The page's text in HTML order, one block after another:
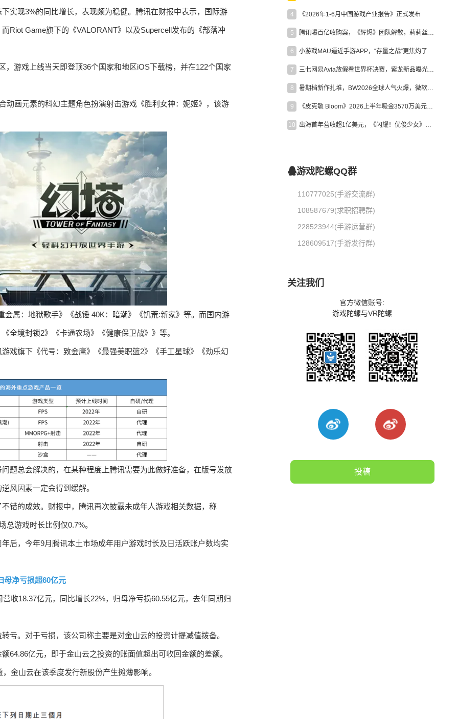
实现3%的同比增长，表现颇为稳健。腾讯在财报中表示，国际游
Riot Game旗下的《VALORANT》以及Supercell发布的《部落冲
游戏上线当天即登顶36个国家和地区iOS下载榜，并在122个国家
动画元素的科幻主题角色扮演射击游戏《胜利女神：妮姬》，该游
属：地狱歌手》《战锤 40K：暗潮》《饥荒:新家》等。而国内游
全境封锁2》《卡通农场》《健康保卫战》》等。
戏旗下《代号：致金庸》《最强美职篮2》《手工星球》《劲乐幻
题总会解决的，在某种程度上腾讯需要为此做好准备，在版号发放
风因素一定会得到缓解。
错的成效。财报中，腾讯再次披露未成年人游戏相关数据，称
总游戏时长比例仅0.7%。
后，今年9月腾讯本土市场成年用户游戏时长及日活跃账户数均实
母净亏损超60亿元
收18.37亿元，同比增长22%，归母净亏损60.55亿元，去年同期归
亏。对于亏损，该公司称主要是对金山云的投资计提减值拨备。
64.86亿元，即于金山云之投资的账面值超出可收回金额的差额。
金山云在该季度发行新股份产生摊薄影响。
4 《2026年1-6月中国游戏产业报告》正式发布
5 腾讯曝百亿收购案，《辉烬》团队解散，莉莉丝新作曝光｜陀螺周报
6 小游戏MAU逼近手游APP，“存量之战”更焦灼了
7 三七网易Avia放假看世界杯决赛，紫龙新品曝光，米哈游新作上线 | 陀螺周报
8 暑期档新作扎堆，BW2026全球人气火爆，微软XBOX大裁员|陀螺周报
9 《皮克敏 Bloom》2026上半年吸金3570万美元，中国台湾成最大市场
10 出海首年营收超1亿美元，《闪耀！优俊少女》美国市场占比达七成
游戏陀螺QQ群
110777025(手游交流群)
108587679(求职招聘群)
228523944(手游运营群)
128609517(手游发行群)
关注我们
官方微信账号:
游戏陀螺与VR陀螺
投稿